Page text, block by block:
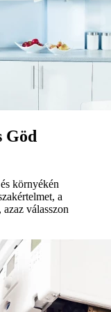
Göd
környékén
a
válasszon